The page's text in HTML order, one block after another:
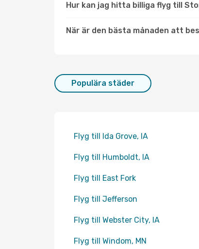
Hur kan jag hitta billiga flyg till
När är den bästa månaden att
Populära städer
Flyg till Ida Grove, IA
Flyg till Humboldt, IA
Flyg till East Fork
Flyg till Jefferson
Flyg till Webster City, IA
Flyg till Windom, MN